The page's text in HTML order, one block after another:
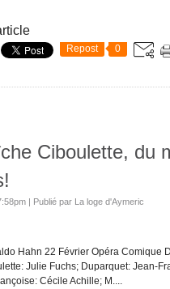
Repost 0
Ciboulette, du
| Publié par La loge d'Aymeric
Hahn 22 Février Opéra Comique
Julie Fuchs; Duparquet: Jean-
Cécile Achille; M....